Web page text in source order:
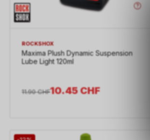
ROCKSHOX
Maxima Plush Dynamic Suspension
Lube Light 120ml
10.45CHF
11.90 CHF